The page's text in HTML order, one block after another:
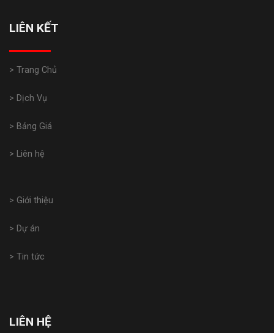
LIÊN KẾT
> Trang Chủ
> Dịch Vụ
> Bảng Giá
> Liên hệ
> Giới thiệu
> Dự án
> Tin tức
LIÊN HỆ